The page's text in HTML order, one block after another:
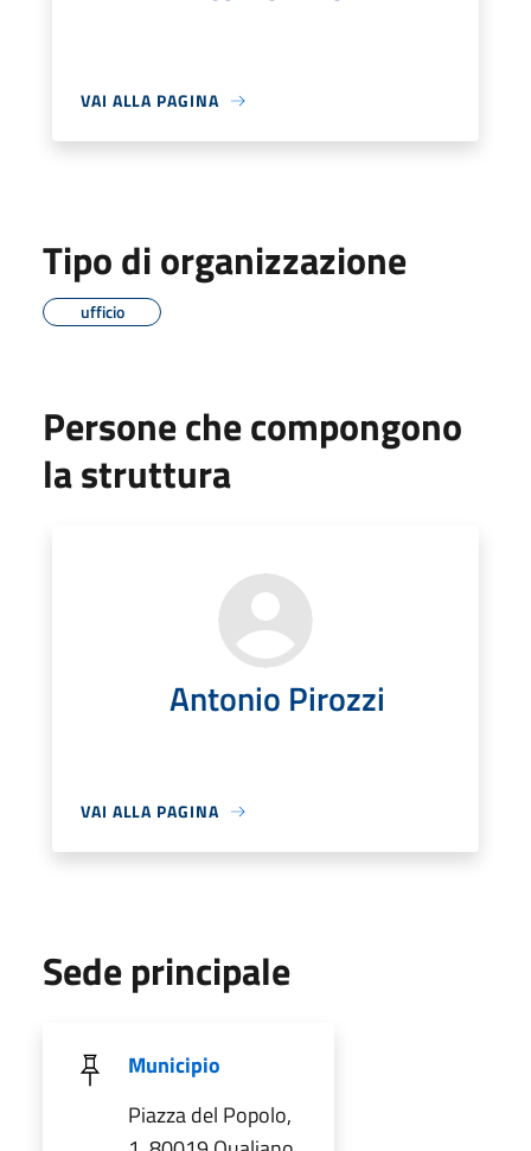
VAI ALLA PAGINA
Tipo di organizzazione
ufficio
Persone che compongono
la struttura
Antonio Pirozzi
VAI ALLA PAGINA
Sede principale
Municipio
Piazza del Popolo,